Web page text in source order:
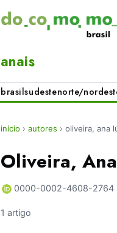
anais
brasilsudestenorte/
início › autores › oliveira, ana
Oliveira,
0000-0002-4608-2764
1 artigo